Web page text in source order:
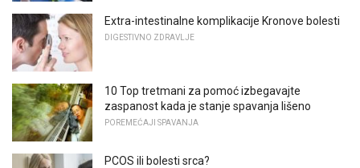
Extra-intestinalne komplikacije Kronove bolesti
DIGESTIVNO ZDRAVLJE
10 Top tretmani za pomoć izbegavajte
zaspanost kada je stanje spavanja lišeno
POREMEĆAJI SPAVANJA
PCOS ili bolesti srca?